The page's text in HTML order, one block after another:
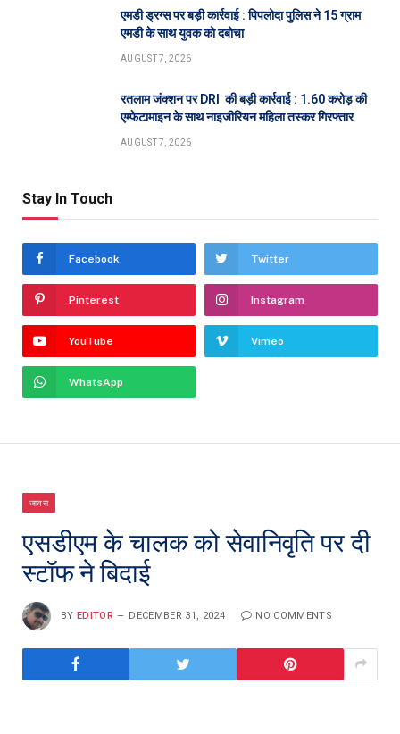
एमडी ड्रग्स पर बड़ी कार्रवाई : पिपलोदा पुलिस ने 15 ग्राम
एमडी के साथ युवक को दबोचा
AUGUST 7, 2026
रतलाम जंक्शन पर DRI की बड़ी कार्रवाई : 1.60 करोड़ की
एम्फेटामाइन के साथ नाइजीरियन महिला तस्कर गिरफ्तार
AUGUST 7, 2026
Stay In Touch
Facebook Twitter
Pinterest Instagram
YouTube Vimeo
WhatsApp
जावरा
एसडीएम के चालक को सेवानिवृति पर दी
स्टॉफ ने बिदाई
BY EDITOR DECEMBER 31, 2024 NO COMMENTS